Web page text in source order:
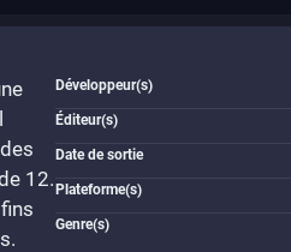
12.
Développeur(s)
Éditeur(s)
Date de sortie
Plateforme(s)
Genre(s)